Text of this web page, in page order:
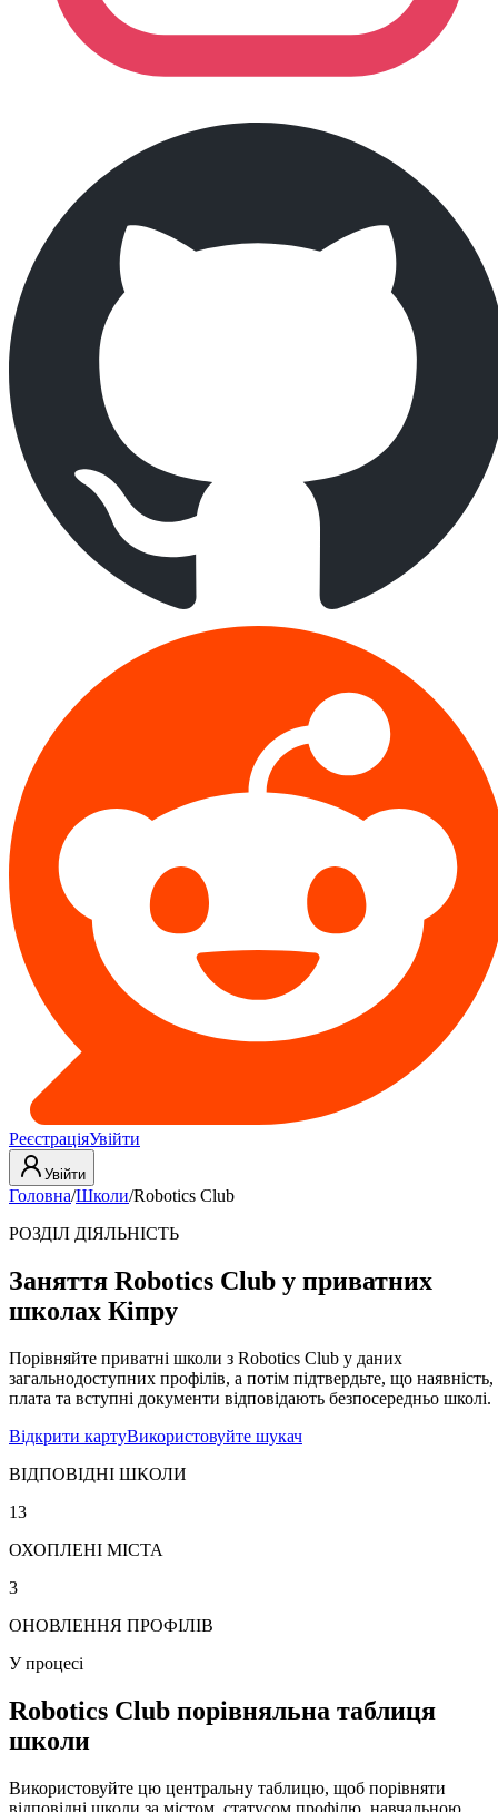
РеєстраціяУвійти
Увійти
Головна/Школи/Robotics Club
РОЗДІЛ ДІЯЛЬНІСТЬ
Заняття Robotics Club у приватних
школах Кіпру
Порівняйте приватні школи з Robotics Club у даних
загальнодоступних профілів, а потім підтвердьте, що наявність,
плата та вступні документи відповідають безпосередньо школі.
Відкрити картуВикористовуйте шукач
ВІДПОВІДНІ ШКОЛИ
13
ОХОПЛЕНІ МІСТА
3
ОНОВЛЕННЯ ПРОФІЛІВ
У процесі
Robotics Club порівняльна таблиця
школи
Використовуйте цю центральну таблицю, щоб порівняти
відповідні школи за містом, статусом профілю, навчальною